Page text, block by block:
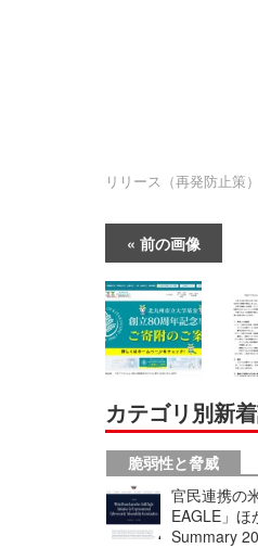
リリース（再発防止策）
前の画像
カテゴリ別新
脆弱性と脅威
官民連携の
EAGLE」
Summary